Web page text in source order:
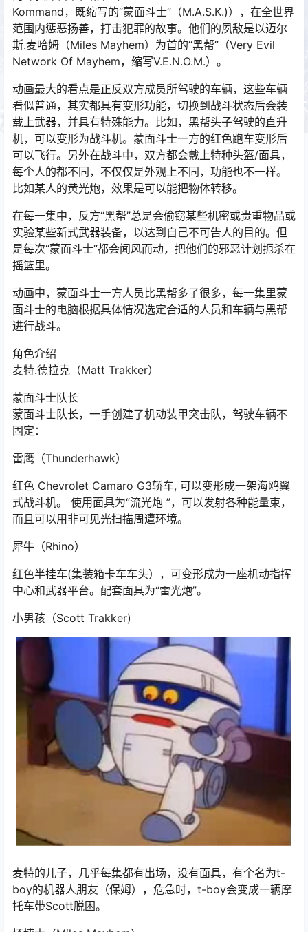
Kommand，既缩写的“蒙面斗士”（M.A.S.K.)），在全世界
范围内惩恶扬善，打击犯罪的故事。他们的夙敌是以迈尔
斯.麦哈姆（Miles Mayhem）为首的“黑帮”（Very Evil
Network Of Mayhem，缩写V.E.N.O.M.）。
动画最大的看点是正反双方成员所驾驶的车辆，这些车辆
看似普通，其实都具有变形功能，切换到战斗状态后会装
载上武器，并具有特殊能力。比如，黑帮头子驾驶的直升
机，可以变形为战斗机。蒙面斗士一方的红色跑车变形后
可以飞行。另外在战斗中，双方都会戴上特种头盔/面具，
每个人的都不同，不仅仅是外观上不同，功能也不一样。
比如某人的黄光炮，效果是可以能把物体转移。
在每一集中，反方“黑帮”总是会偷窃某些机密或贵重物品或
实验某些新式武器装备，以达到自己不可告人的目的。但
是每次“蒙面斗士”都会闻风而动，把他们的邪恶计划扼杀在
摇篮里。
动画中，蒙面斗士一方人员比黑帮多了很多，每一集里蒙
面斗士的电脑根据具体情况选定合适的人员和车辆与黑帮
进行战斗。
角色介绍
麦特.德拉克（Matt Trakker）
蒙面斗士队长
蒙面斗士队长，一手创建了机动装甲突击队，驾驶车辆不
固定：
雷鹰（Thunderhawk）
红色 Chevrolet Camaro G3轿车, 可以变形成一架海鸥翼
式战斗机。 使用面具为“流光炮 ”，可以发射各种能量束，
而且可以用非可见光扫描周遭环境。
犀牛（Rhino）
红色半挂车(集装箱卡车车头），可变形成为一座机动指挥
中心和武器平台。配套面具为“雷光炮”。
小男孩（Scott Trakker)
麦特的儿子，几乎每集都有出场，没有面具，有个名为t-
boy的机器人朋友（保姆），危急时，t-boy会变成一辆摩
托车带Scott脱困。